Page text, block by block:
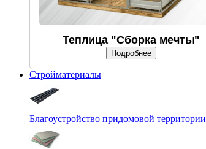
Теплица "Сборка мечты"
Подробнее
Стройматериалы
Благоустройство придомовой территории